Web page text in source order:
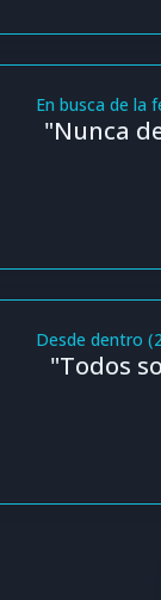
En busca de la
"Nunca
Desde dentro
"Todos